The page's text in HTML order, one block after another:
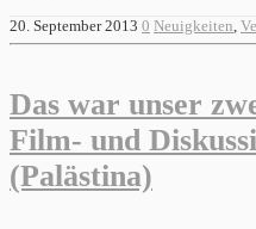
20. September 2013 0 Neuigkeiten
Das war unser
Film- und
(Palästina)